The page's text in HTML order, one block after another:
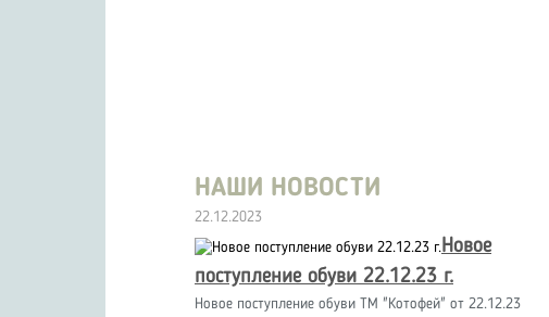
НАШИ НОВОСТИ
22.12.2023
Новое
поступление обуви 22.12.23 г.
Новое поступление обуви ТМ "Котофей" от 22.12.23